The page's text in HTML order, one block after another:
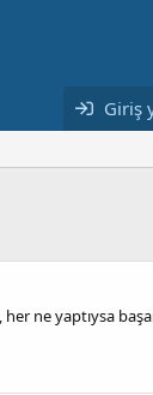
Giriş
ne yaptıysa